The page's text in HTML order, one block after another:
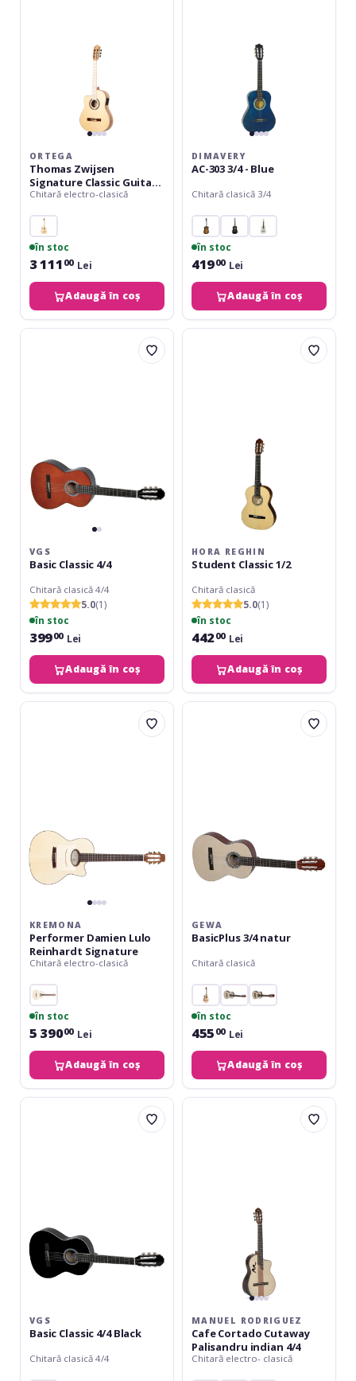
ORTEGA
Thomas Zwijsen
Signature Classic Guitar 6
String Lefty - + Softcase
Chitară electro-clasică
în stoc
3 111 00 Lei
Adaugă în coș
DIMAVERY
AC-303 3/4 - Blue
Chitară clasică 3/4
în stoc
41900 Lei
Adaugă în coș
VGS
VGS
Basic Classic 4/4
Chitară clasică 4/4
5.0(1)
în stoc
39900 Lei
Adaugă în coș
Hora
HORA REGHIN
Student Classic 1/2
Chitară clasică
5.0(1)
în stoc
44200 Lei
Adaugă în coș
Kremona
KREMONA
Performer Damien Lulo
Reinhardt Signature
Chitară electro-clasică
în stoc
5 39000 Lei
Adaugă în coș
Gewa
GEWA
BasicPlus 3/4 natur
Chitară clasică
în stoc
455 00 Lei
Adaugă în coș
VGS
VGS
Basic Classic 4/4 Black
Chitară clasică 4/4
Manuel
MANUEL RODRIGUEZ
Cafe Cortado Cutaway
Palisandru indian 4/4
Chitară electro- clasică